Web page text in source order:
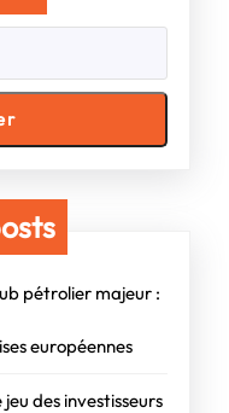
pétrolier majeur :
européennes
des investisseurs